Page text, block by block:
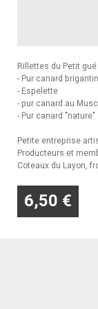
Rillettes du Petit
- Pur canard
- Espelette
- pur canard au
- Pur canard "nature"
Petite entreprise
Producteurs et
Coteaux du Layon,
6,50 €